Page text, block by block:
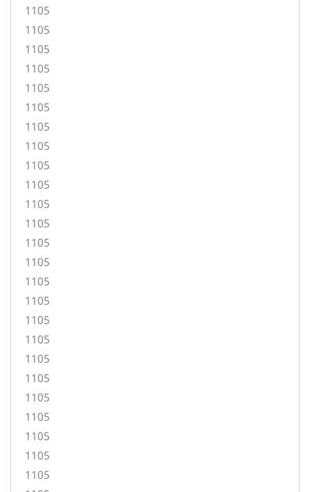
1105
1105
1105
1105
1105
1105
1105
1105
1105
1105
1105
1105
1105
1105
1105
1105
1105
1105
1105
1105
1105
1105
1105
1105
1105